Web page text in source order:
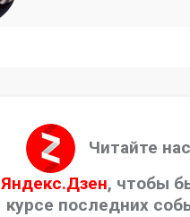
Читайте
Яндекс.Дзен, чтобы
курсе последних